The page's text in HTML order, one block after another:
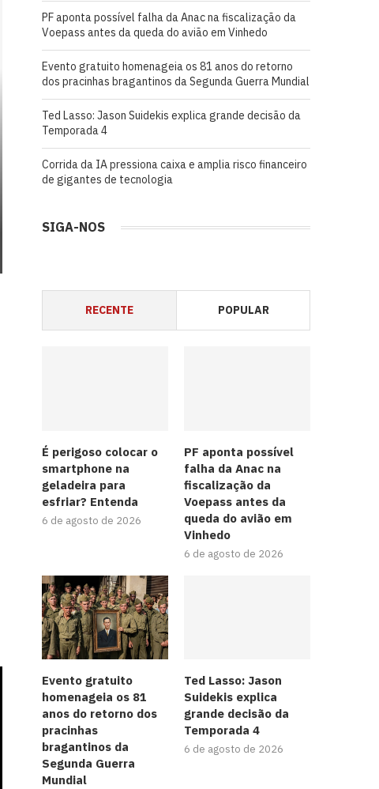
PF aponta possível falha da Anac na fiscalização da
Voepass antes da queda do avião em Vinhedo
Evento gratuito homenageia os 81 anos do retorno
dos pracinhas bragantinos da Segunda Guerra Mundial
Ted Lasso: Jason Suidekis explica grande decisão da
Temporada 4
Corrida da IA pressiona caixa e amplia risco financeiro
de gigantes de tecnologia
SIGA-NOS
RECENTE POPULAR
É perigoso colocar o
smartphone na
geladeira para
esfriar? Entenda
6 de agosto de 2026
PF aponta possível
falha da Anac na
fiscalização da
Voepass antes da
queda do avião em
Vinhedo
6 de agosto de 2026
Evento gratuito
homenageia os 81
anos do retorno dos
pracinhas
bragantinos da
Segunda Guerra
Mundial
Ted Lasso: Jason
Suidekis explica
grande decisão da
Temporada 4
6 de agosto de 2026